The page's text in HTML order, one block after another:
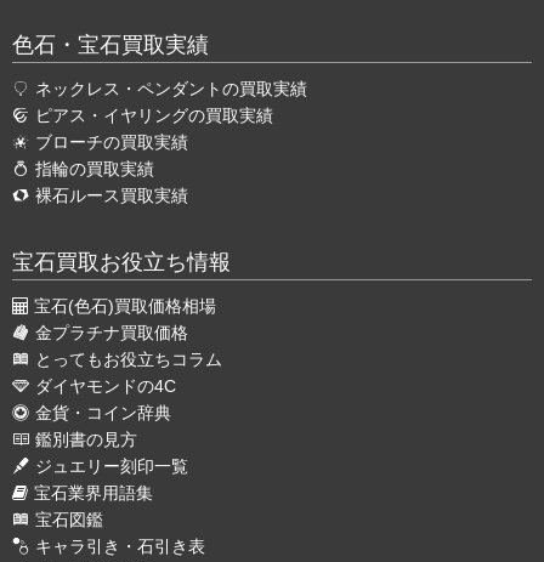
色石・宝石買取実績
ネックレス・ペンダントの買取実績
ピアス・イヤリングの買取実績
ブローチの買取実績
指輪の買取実績
裸石ルース買取実績
宝石買取お役立ち情報
宝石(色石)買取価格相場
金プラチナ買取価格
とってもお役立ちコラム
ダイヤモンドの4C
金貨・コイン辞典
鑑別書の見方
ジュエリー刻印一覧
宝石業界用語集
宝石図鑑
キャラ引き・石引き表